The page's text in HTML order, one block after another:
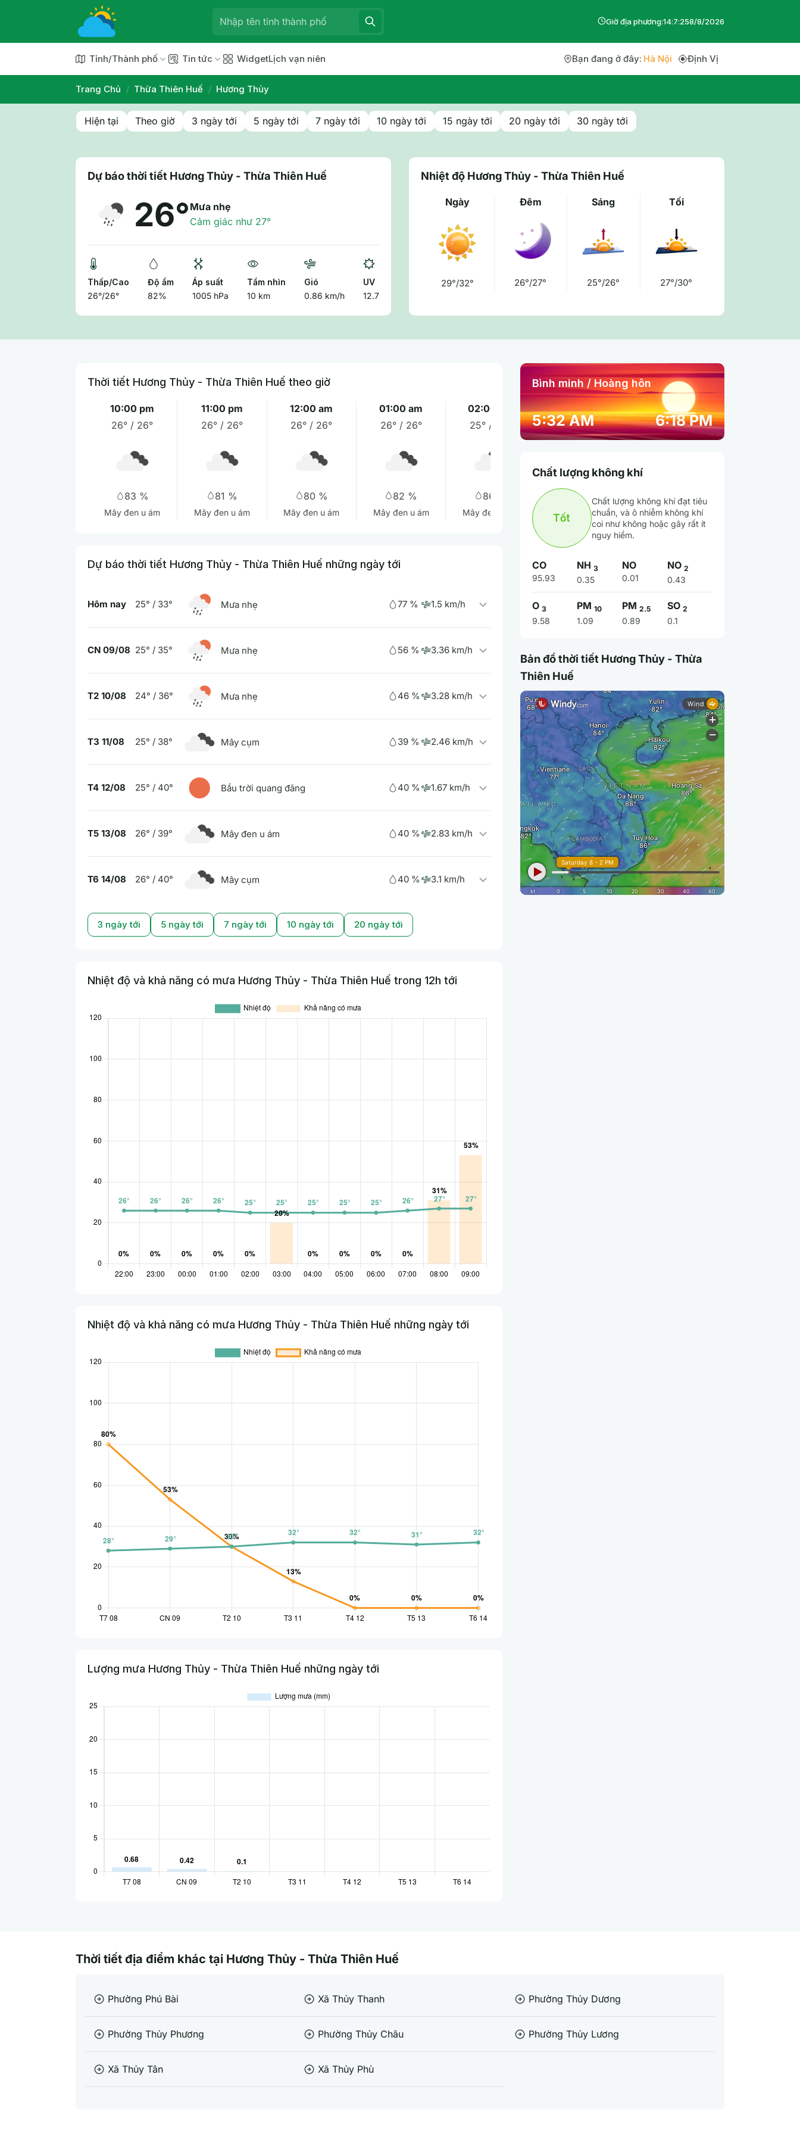
Giờ địa phương:14:7:258/8/2026
Tỉnh/Thành phố Tin tức WidgetLịch vạn niên Bạn đang ở đây: Hà Nội Định Vị
Trang Chủ / Thừa Thiên Huế / Hương Thủy
Hiện tại Theo giờ 3 ngày tới 5 ngày tới 7 ngày tới 10 ngày tới 15 ngày tới 20 ngày tới 30 ngày tới
Dự báo thời tiết Hương Thủy - Thừa Thiên Huế
26° Mưa nhẹ
Cảm giác như 27°
Thấp/Cao
26°/26°
Độ ẩm
82%
Áp suất
1005 hPa
Tầm nhìn
10 km
Gió
0.86 km/h
UV
12.7
Nhiệt độ Hương Thủy - Thừa Thiên Huế
Ngày
29°/32°
Đêm
26°/27°
Sáng
25°/26°
Tối
27°/30°
Thời tiết Hương Thủy - Thừa Thiên Huế theo giờ
10:00 pm
26° / 26°
83 %
Mây đen u ám
11:00 pm
26° / 26°
81 %
Mây đen u ám
12:00 am
26° / 26°
80 %
Mây đen u ám
01:00 am
26° / 26°
82 %
Mây đen u ám
02:00 am
25° / 25°
86 %
Mây đen u ám
03:00 am
25° / 25°
91 %
Mưa nhẹ
04:00 am
25° / 25°
88 %
Mây đen u ám
Dự báo thời tiết Hương Thủy - Thừa Thiên Huế những ngày tới
Hôm nay 25° / 33° Mưa nhẹ 77 % 1.5 km/h
CN 09/08 25° / 35° Mưa nhẹ 56 % 3.36 km/h
T2 10/08 24° / 36° Mưa nhẹ 46 % 3.28 km/h
T3 11/08 25° / 38° Mây cụm 39 % 2.46 km/h
T4 12/08 25° / 40° Bầu trời quang đãng 40 % 1.67 km/h
T5 13/08 26° / 39° Mây đen u ám 40 % 2.83 km/h
T6 14/08 26° / 40° Mây cụm 40 % 3.1 km/h
3 ngày tới 5 ngày tới 7 ngày tới 10 ngày tới 20 ngày tới
Nhiệt độ và khả năng có mưa Hương Thủy - Thừa Thiên Huế trong 12h tới
Nhiệt độ và khả năng có mưa Hương Thủy - Thừa Thiên Huế những ngày tới
Lượng mưa Hương Thủy - Thừa Thiên Huế những ngày tới
Bình minh / Hoàng hôn
5:32 AM 6:18 PM
Chất lượng không khí
Tốt
Chất lượng không khí đạt tiêu
chuẩn, và ô nhiễm không khí
coi như không hoặc gây rất ít
nguy hiểm.
CO
95.93
NH3
0.35
NO
0.01
NO2
0.43
O 3
9.58
PM10
1.09
PM2.5
0.89
SO2
0.1
Bản đồ thời tiết Hương Thủy - Thừa
Thiên Huế
Thời tiết địa điểm khác tại Hương Thủy - Thừa Thiên Huế
arrow_circle_right Phường Phú Bài arrow_circle_right Xã Thủy Thanh arrow_circle_right Phường Thủy Dương
arrow_circle_right Phường Thủy Phương arrow_circle_right Phường Thủy Châu arrow_circle_right Phường Thủy Lương
arrow_circle_right Xã Thủy Tân arrow_circle_right Xã Thủy Phù